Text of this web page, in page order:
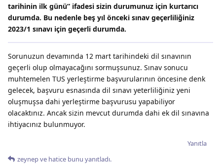
tarihinin ilk günü” ifadesi sizin durumunuz için kurtarıcı
durumda. Bu nedenle beş yıl önceki sınav geçerliliğiniz
2023/1 sınavı için geçerli durumda.
Sorunuzun devamında 12 mart tarihindeki dil sınavının
geçerli olup olmayacağını sormuşsunuz. Sınav sonucu
muhtemelen TUS yerleştirme başvurularının öncesine denk
gelecek, başvuru esnasında dil sınavı yeterliliğiniz yeni
oluşmuşsa dahi yerleştirme başvurusu yapabiliyor
olacaktınız. Ancak sizin mevcut durumda dahi ek dil sınavına
ihtiyacınız bulunmuyor.
Yanıtla
zeynepve hatice bunu yanıtladı.